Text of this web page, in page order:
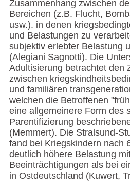
Zusammenhang zwischen
Bereichen (z.B. Flucht,
usw.). in denen
und Belastungen zu
subjektiv erlebter Belastung
(Alegiani Sagnotti). Die
Adultisierung betrachtet den
zwischen
und familiären
welchen die Betroffenen
eine allgemeinere Form des
Parentifizierung
(Memmert). Die Stralsund-
fand bei Kriegskindern nach
deutlich höhere Belastung
Beeinträchtigungen als bei
in Ostdeutschland (Kuwert,